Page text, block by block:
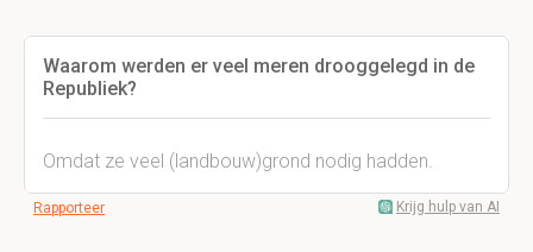
Waarom werden er veel meren drooggelegd in de
Republiek?
Omdat ze veel (landbouw)grond nodig hadden.
Rapporteer Krijg hulp van AI